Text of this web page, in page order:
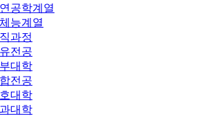
공학계열
능계열
과정
전공
대학
전공
대학
대학